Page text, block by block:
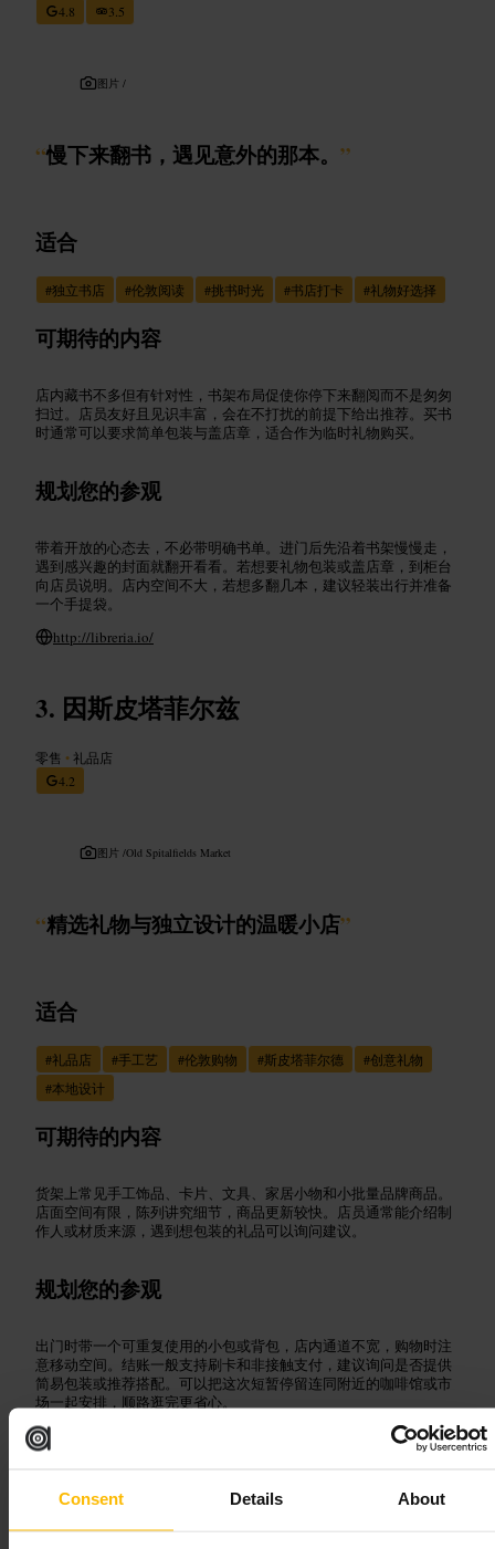
Consent Details About
4.8
3.5
图片 /
“慢下来翻书，遇见意外的那本。 ”
适合
#独立书店 #伦敦阅读 #挑书时光 #书店打卡 #礼物好选择
可期待的内容
店内藏书不多但有针对性，书架布局促使你停下来翻阅而不是匆匆
扫过。店员友好且见识丰富，会在不打扰的前提下给出推荐。买书
时通常可以要求简单包装与盖店章，适合作为临时礼物购买。
规划您的参观
带着开放的心态去，不必带明确书单。进门后先沿着书架慢慢走，
遇到感兴趣的封面就翻开看看。若想要礼物包装或盖店章，到柜台
向店员说明。店内空间不大，若想多翻几本，建议轻装出行并准备
一个手提袋。
http://libreria.io/
因斯皮塔菲尔兹
零售 •礼品店
4.2
图片 /Old Spitalfields Market
“精选礼物与独立设计的温暖小店”
适合
#礼品店 #手工艺 #伦敦购物 #斯皮塔菲尔德 #创意礼物
#本地设计
可期待的内容
货架上常见手工饰品、卡片、文具、家居小物和小批量品牌商品。
店面空间有限，陈列讲究细节，商品更新较快。店员通常能介绍制
作人或材质来源，遇到想包装的礼品可以询问建议。
规划您的参观
出门时带一个可重复使用的小包或背包，店内通道不宽，购物时注
意移动空间。结账一般支持刷卡和非接触支付，建议询问是否提供
简易包装或推荐搭配。可以把这次短暂停留连同附近的咖啡馆或市
场一起安排，顺路逛完更省心。
库马斯